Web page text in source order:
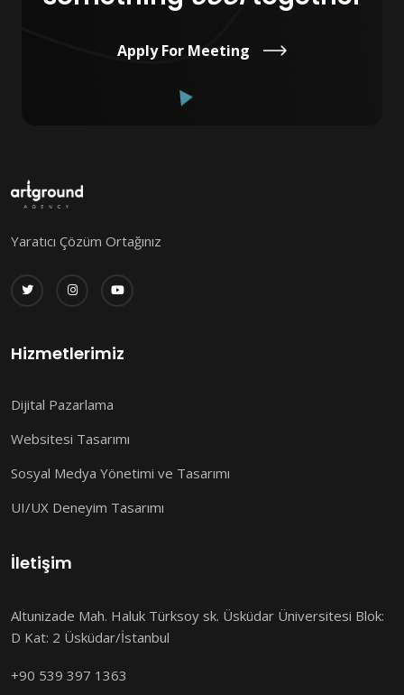
Apply For Meeting
Yaratıcı Çözüm Ortağınız
Hizmetlerimiz
Dijital Pazarlama
Websitesi Tasarımı
Sosyal Medya Yönetimi ve Tasarımı
UI/UX Deneyim Tasarımı
İletişim
Altunizade Mah. Haluk Türksoy sk. Üsküdar Üniversitesi Blok:
D Kat: 2 Üsküdar/İstanbul
+90 539 397 1363